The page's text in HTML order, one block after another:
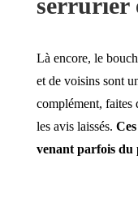
Là encore, le
et de voisins sont
complément, faites
les avis laissés.
venant parfois du